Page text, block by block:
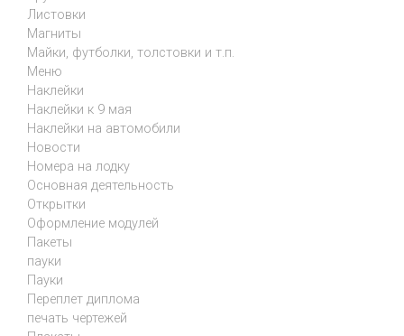
Листовки
Магниты
Майки, футболки, толстовки и т.п.
Меню
Наклейки
Наклейки к 9 мая
Наклейки на автомобили
Новости
Номера на лодку
Основная деятельность
Открытки
Оформление модулей
Пакеты
пауки
Пауки
Переплет диплома
печать чертежей